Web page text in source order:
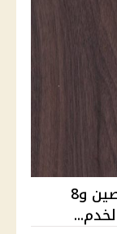
إسقاط الجنسية المصرية عن شخصين و8